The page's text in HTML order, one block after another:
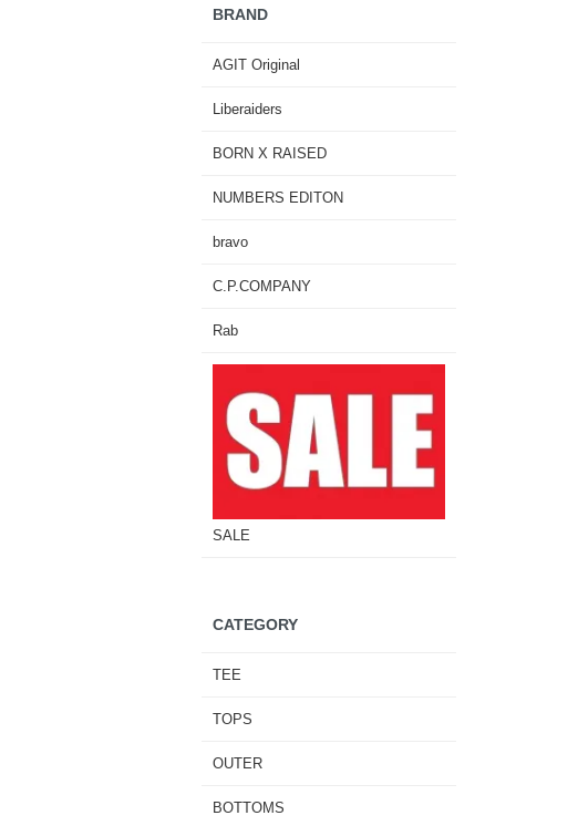
BRAND
AGIT Original
Liberaiders
BORN X RAISED
NUMBERS EDITON
bravo
C.P.COMPANY
Rab
SALE
CATEGORY
TEE
TOPS
OUTER
BOTTOMS